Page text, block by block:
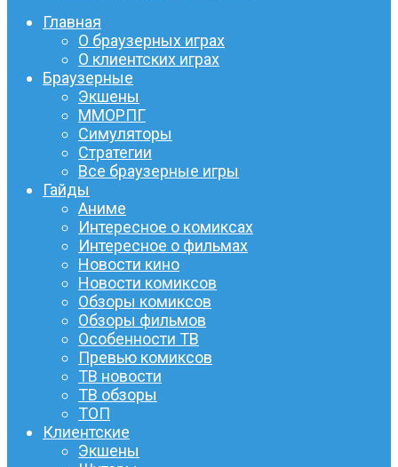
Главная
О браузерных играх
О клиентских играх
Браузерные
Экшены
ММОРПГ
Симуляторы
Стратегии
Все браузерные игры
Гайды
Аниме
Интересное о комиксах
Интересное о фильмах
Новости кино
Новости комиксов
Обзоры комиксов
Обзоры фильмов
Особенности ТВ
Превью комиксов
ТВ новости
ТВ обзоры
ТОП
Клиентские
Экшены